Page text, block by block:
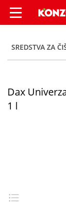
SREDSTVA ZA
Dax
1 l